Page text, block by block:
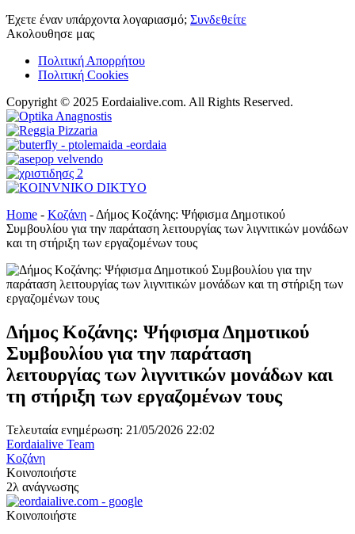
Έχετε έναν υπάρχοντα λογαριασμό; Συνδεθείτε
Ακολουθησε μας
Πολιτική Απορρήτου
Πολιτική Cookies
Copyright © 2025 Eordaialive.com. All Rights Reserved.
Home - Κοζάνη - Δήμος Κοζάνης: Ψήφισμα Δημοτικού
Συμβουλίου για την παράταση λειτουργίας των λιγνιτικών μονάδων
και τη στήριξη των εργαζομένων τους
Δήμος Κοζάνης: Ψήφισμα Δημοτικού
Συμβουλίου για την παράταση
λειτουργίας των λιγνιτικών μονάδων και
τη στήριξη των εργαζομένων τους
Τελευταία ενημέρωση: 21/05/2026 22:02
Eordaialive Team
Κοζάνη
Κοινοποιήστε
2λ ανάγνωσης
Κοινοποιήστε